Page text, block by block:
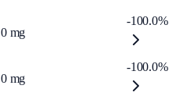
0 mg
-100.0%
0 mg
-100.0%